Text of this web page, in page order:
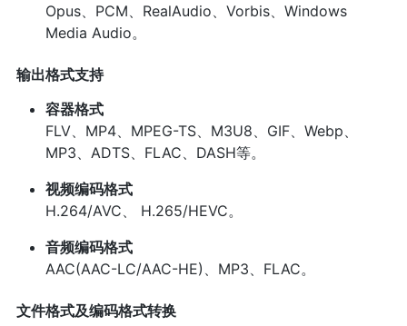
Opus、PCM、RealAudio、Vorbis、Windows
Media Audio。
输出格式支持
容器格式
FLV、MP4、MPEG-TS、M3U8、GIF、Webp、
MP3、ADTS、FLAC、DASH等。
视频编码格式
H.264/AVC、 H.265/HEVC。
音频编码格式
AAC(AAC-LC/AAC-HE)、MP3、FLAC。
文件格式及编码格式转换